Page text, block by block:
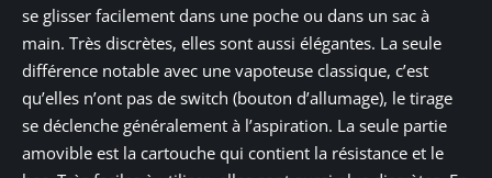
se glisser facilement dans une poche ou dans un sac à
main. Très discrètes, elles sont aussi élégantes. La seule
différence notable avec une vapoteuse classique, c’est
qu’elles n’ont pas de switch (bouton d’allumage), le tirage
se déclenche généralement à l’aspiration. La seule partie
amovible est la cartouche qui contient la résistance et le